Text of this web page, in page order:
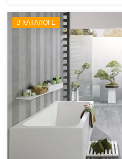
В КАТАЛОГЕ